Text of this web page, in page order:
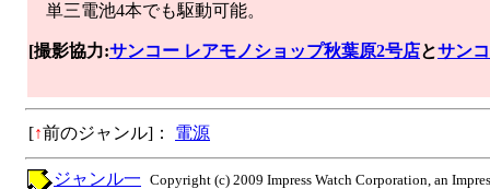
単三電池4本でも駆動可能。
[撮影協力:サンコー レアモノショップ秋葉原2号店とサン
[↑前のジャンル]： 電源
Copyright (c) 2009 Impress Watch Corporation, an
ジャンル一